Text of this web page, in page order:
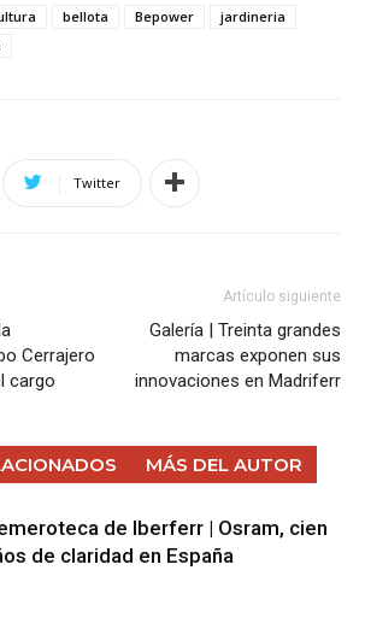
bellota Bepower
jardineria
Twitter
Cerrajero
cargo
Artículo siguiente
Galería | Treinta grandes
marcas exponen sus
innovaciones en Madriferr
MÁS DEL AUTOR
de Iberferr | Osram, cien
de claridad en España